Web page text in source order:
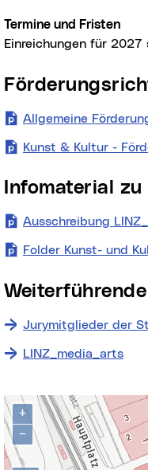
Termine und Fristen
Einreichungen für
Allgemeine
Kunst & Kultur -
Infomaterial
Ausschreibung
Folder Kunst- und
Jurymitglieder der
LINZ_media_arts
Kontakte
Karte überspringen
+
−